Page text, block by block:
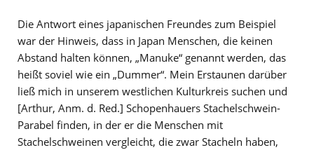
Die Antwort eines japanischen Freundes zum Beispiel
war der Hinweis, dass in Japan Menschen, die keinen
Abstand halten können, „Manuke“ genannt werden, das
heißt soviel wie ein „Dummer“. Mein Erstaunen darüber
ließ mich in unserem westlichen Kulturkreis suchen und
[Arthur, Anm. d. Red.] Schopenhauers Stachelschwein-
Parabel finden, in der er die Menschen mit
Stachelschweinen vergleicht, die zwar Stacheln haben,